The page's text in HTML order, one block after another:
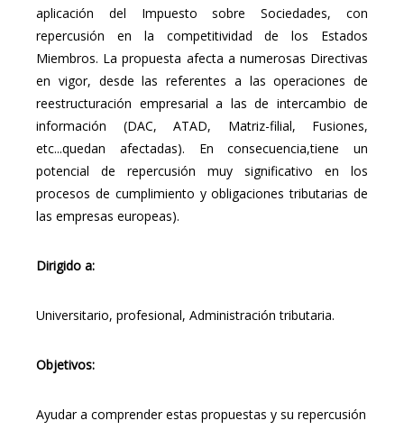
aplicación del Impuesto sobre Sociedades, con
repercusión en la competitividad de los Estados
Miembros. La propuesta afecta a numerosas Directivas
en vigor, desde las referentes a las operaciones de
reestructuración empresarial a las de intercambio de
información (DAC, ATAD, Matriz-filial, Fusiones,
etc...quedan afectadas). En consecuencia,tiene un
potencial de repercusión muy significativo en los
procesos de cumplimiento y obligaciones tributarias de
las empresas europeas).
Dirigido a:
Universitario, profesional, Administración tributaria.
Objetivos:
Ayudar a comprender estas propuestas y su repercusión